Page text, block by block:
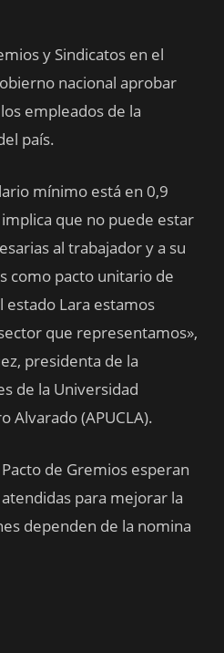
y Sindicatos en el
nacional aprobar
empleados de la
país.
mínimo está en 0,9
que no puede estar
al trabajador y a su
como pacto unitario de
estado Lara estamos
que representamos»,
presidenta de la
de la Universidad
Alvarado (APUCLA).
de Gremios esperan
para mejorar la
dependen de la nomina